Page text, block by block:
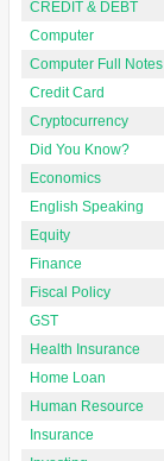
CREDIT & DEBT
Computer
Computer Full Notes
Credit Card
Cryptocurrency
Did You Know?
Economics
English Speaking
Equity
Finance
Fiscal Policy
GST
Health Insurance
Home Loan
Human Resource
Insurance